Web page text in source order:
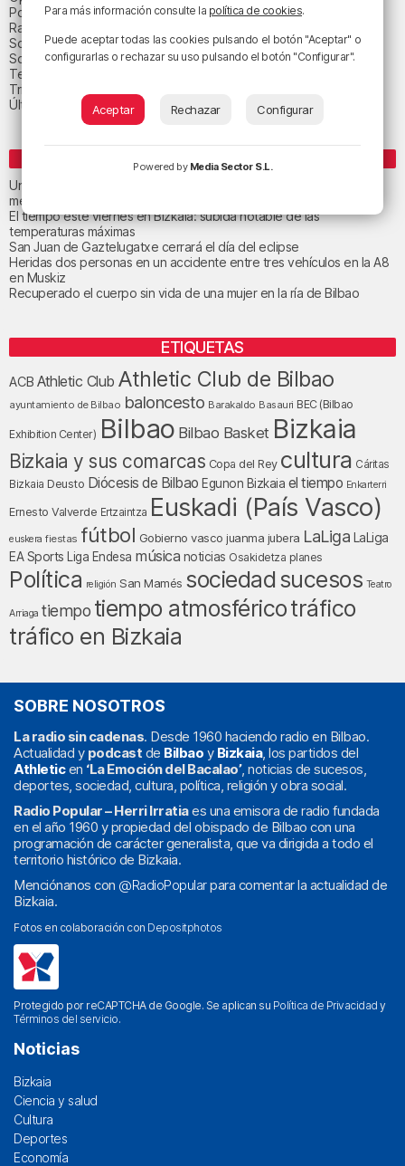
Política
Radio Popular-Herri Irratia
Social y religión
Sociedad
Tecnología
Triple B
Última hora
ENTRADAS RECIENTES
Un total de 124 centros de Infantil y Primaria de Euskadi realizarán
mejoras con una inversión de 19,3 millones
El tiempo este viernes en Bizkaia: subida notable de las
temperaturas máximas
San Juan de Gaztelugatxe cerrará el día del eclipse
Heridas dos personas en un accidente entre tres vehículos en la A8
en Muskiz
Recuperado el cuerpo sin vida de una mujer en la ría de Bilbao
ETIQUETAS
ACB Athletic Club Athletic Club de Bilbao
ayuntamiento de Bilbao baloncesto Barakaldo Basauri BEC (Bilbao
Exhibition Center) Bilbao Bilbao Basket Bizkaia
Bizkaia y sus comarcas Copa del Rey cultura Cáritas
Bizkaia Deusto Diócesis de Bilbao Egunon Bizkaia el tiempo Enkarterri
Ernesto Valverde Ertzaintza Euskadi (País Vasco)
euskera fiestas fútbol Gobierno vasco juanma jubera LaLiga LaLiga
EA Sports
Liga Endesa música noticias Osakidetza planes
Política religión San Mamés sociedad sucesos Teatro
Arriaga tiempo tiempo atmosféricotráfico
tráfico en Bizkaia
SOBRE NOSOTROS
La radio sin cadenas. Desde 1960 haciendo radio en Bilbao.
Actualidad y podcast de Bilbao y Bizkaia, los partidos del
Athleticen ‘La Emoción del Bacalao’, noticias de sucesos,
deportes, sociedad, cultura, política, religión y obra social.
Radio Popular – Herri Irratiaes una emisora de radio fundada
en el año 1960 y propiedad del obispado de Bilbao con una
programación de carácter generalista, que va dirigida a todo el
territorio histórico de Bizkaia.
Menciónanos con @RadioPopularpara comentar la actualidad de
Bizkaia.
Fotos en colaboración con Depositphotos
Protegido por reCAPTCHA de Google. Se aplican su Política de Privacidad y
Términos del servicio.
Noticias
Bizkaia
Ciencia y salud
Cultura
Deportes
Economía
Para más información consulte la política de cookies.
Puede aceptar todas las cookies pulsando el botón "Aceptar" o
configurarlas o rechazar su uso pulsando el botón "Configurar".
Aceptar Rechazar Configurar
Powered by Media Sector S.L.